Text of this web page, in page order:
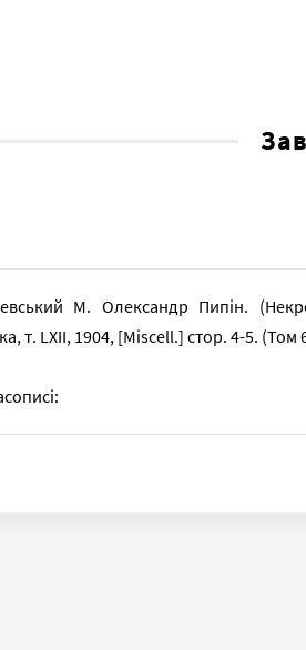
М. Олександр Пипін.
т. LXII, 1904, [Miscell.] стор. 4-5. (Том